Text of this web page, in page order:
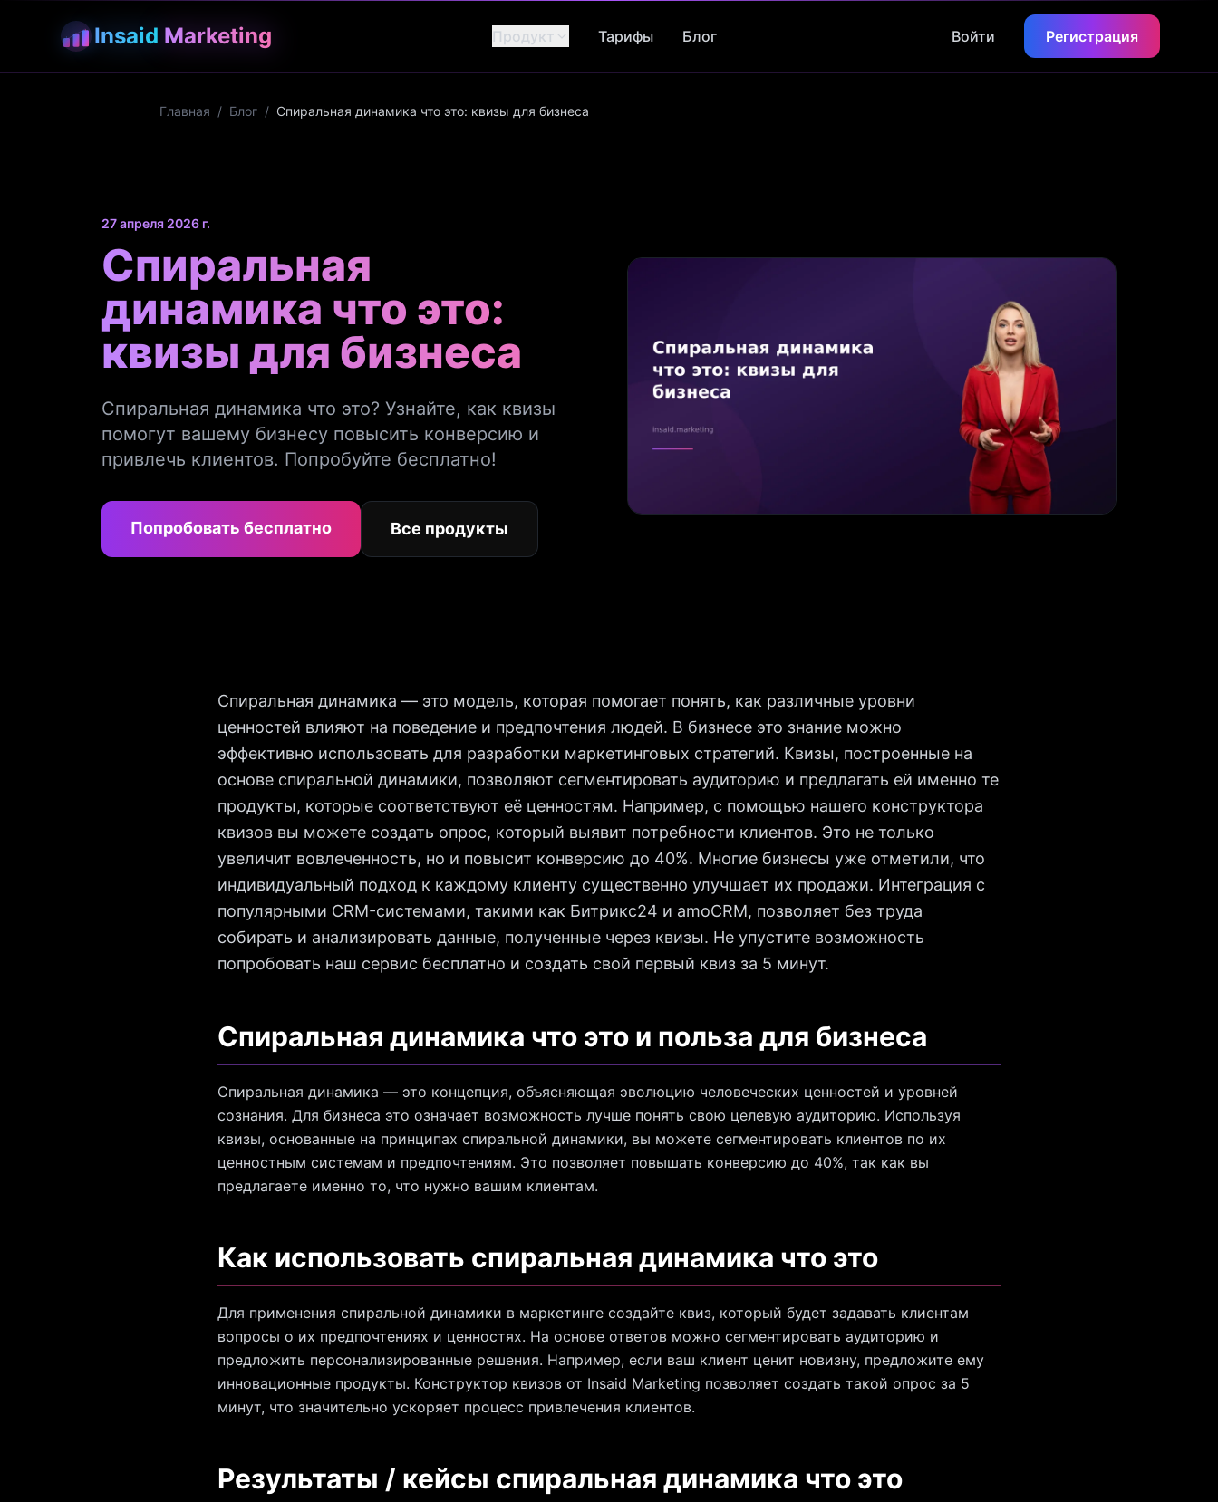
Insaid Marketing Продукт Тарифы Блог Войти Регистрация
Главная / Блог / Спиральная динамика что это: квизы для бизнеса
27 апреля 2026 г.
Спиральная
динамика что это:
квизы для бизнеса
Спиральная динамика что это? Узнайте, как квизы
помогут вашему бизнесу повысить конверсию и
привлечь клиентов. Попробуйте бесплатно!
Попробовать бесплатно Все продукты
Спиральная динамика — это модель, которая помогает понять, как различные уровни
ценностей влияют на поведение и предпочтения людей. В бизнесе это знание можно
эффективно использовать для разработки маркетинговых стратегий. Квизы, построенные на
основе спиральной динамики, позволяют сегментировать аудиторию и предлагать ей именно те
продукты, которые соответствуют её ценностям. Например, с помощью нашего конструктора
квизов вы можете создать опрос, который выявит потребности клиентов. Это не только
увеличит вовлеченность, но и повысит конверсию до 40%. Многие бизнесы уже отметили, что
индивидуальный подход к каждому клиенту существенно улучшает их продажи. Интеграция с
популярными CRM-системами, такими как Битрикс24 и amoCRM, позволяет без труда
собирать и анализировать данные, полученные через квизы. Не упустите возможность
попробовать наш сервис бесплатно и создать свой первый квиз за 5 минут.
Спиральная динамика что это и польза для бизнеса
Спиральная динамика — это концепция, объясняющая эволюцию человеческих ценностей и уровней
сознания. Для бизнеса это означает возможность лучше понять свою целевую аудиторию. Используя
квизы, основанные на принципах спиральной динамики, вы можете сегментировать клиентов по их
ценностным системам и предпочтениям. Это позволяет повышать конверсию до 40%, так как вы
предлагаете именно то, что нужно вашим клиентам.
Как использовать спиральная динамика что это
Для применения спиральной динамики в маркетинге создайте квиз, который будет задавать клиентам
вопросы о их предпочтениях и ценностях. На основе ответов можно сегментировать аудиторию и
предложить персонализированные решения. Например, если ваш клиент ценит новизну, предложите ему
инновационные продукты. Конструктор квизов от Insaid Marketing позволяет создать такой опрос за 5
минут, что значительно ускоряет процесс привлечения клиентов.
Результаты / кейсы спиральная динамика что это